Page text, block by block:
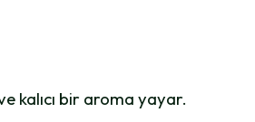
kalıcı bir aroma yayar.